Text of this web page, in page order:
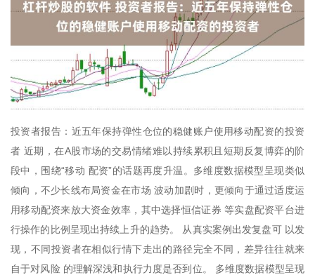
投资者报告：近五年保持弹性仓位的稳健账户使用移动配资的投资
者 近期，在A股市场的交易情绪难以持续累积且短期反复博弈的阶
段中，围绕“移动 配资”的话题再度升温。多维度数据模型呈现类似
倾向，不少长线布局资金在市场 波动加剧时，更倾向于通过适度运
用移动配资来放大资金效率，其中选择恒信证券 等实盘配资平台进
行操作的比例呈现出持续上升的趋势。 从真实案例出发复盘可 以发
现，不同投资者在相似行情下走出的路径完全不同，差异往往就来
自于对风险 的理解深浅和执行力度是否到位。 多维度数据模型呈现